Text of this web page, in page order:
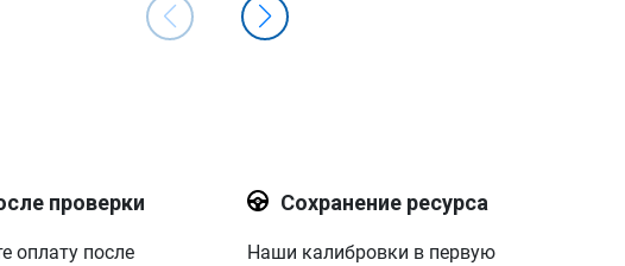
проверки
оплату после
Сохранение ресурса
Наши калибровки в первую